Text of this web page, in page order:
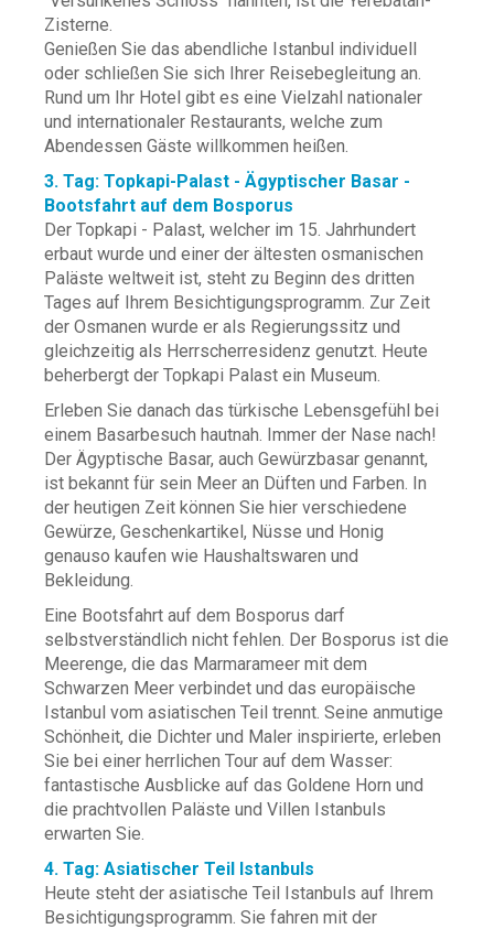
Zisterne.
Genießen Sie das abendliche Istanbul individuell
oder schließen Sie sich Ihrer Reisebegleitung an.
Rund um Ihr Hotel gibt es eine Vielzahl nationaler
und internationaler Restaurants, welche zum
Abendessen Gäste willkommen heißen.
3. Tag: Topkapi-Palast - Ägyptischer Basar -
Bootsfahrt auf dem Bosporus
Der Topkapi - Palast, welcher im 15. Jahrhundert
erbaut wurde und einer der ältesten osmanischen
Paläste weltweit ist, steht zu Beginn des dritten
Tages auf Ihrem Besichtigungsprogramm. Zur Zeit
der Osmanen wurde er als Regierungssitz und
gleichzeitig als Herrscherresidenz genutzt. Heute
beherbergt der Topkapi Palast ein Museum.
Erleben Sie danach das türkische Lebensgefühl bei
einem Basarbesuch hautnah. Immer der Nase nach!
Der Ägyptische Basar, auch Gewürzbasar genannt,
ist bekannt für sein Meer an Düften und Farben. In
der heutigen Zeit können Sie hier verschiedene
Gewürze, Geschenkartikel, Nüsse und Honig
genauso kaufen wie Haushaltswaren und
Bekleidung.
Eine Bootsfahrt auf dem Bosporus darf
selbstverständlich nicht fehlen. Der Bosporus ist die
Meerenge, die das Marmarameer mit dem
Schwarzen Meer verbindet und das europäische
Istanbul vom asiatischen Teil trennt. Seine anmutige
Schönheit, die Dichter und Maler inspirierte, erleben
Sie bei einer herrlichen Tour auf dem Wasser:
fantastische Ausblicke auf das Goldene Horn und
die prachtvollen Paläste und Villen Istanbuls
erwarten Sie.
4. Tag: Asiatischer Teil Istanbuls
Heute steht der asiatische Teil Istanbuls auf Ihrem
Besichtigungsprogramm. Sie fahren mit der